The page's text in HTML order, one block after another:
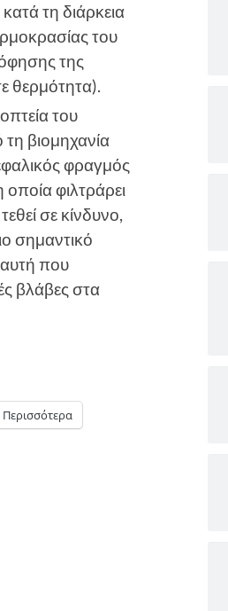
τη διάρκεια
του
της
θερμότητα).
του
βιομηχανία
φραγμός
φιλτράρει
σε κίνδυνο,
σημαντικό
αυτή που
βλάβες στα
Περισσότερα